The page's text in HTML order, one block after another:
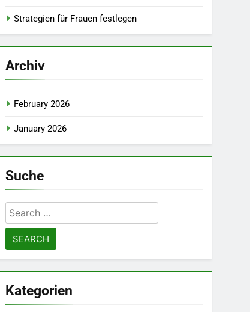
Strategien für Frauen festlegen
Archiv
February 2026
January 2026
Suche
Search
for:
Kategorien